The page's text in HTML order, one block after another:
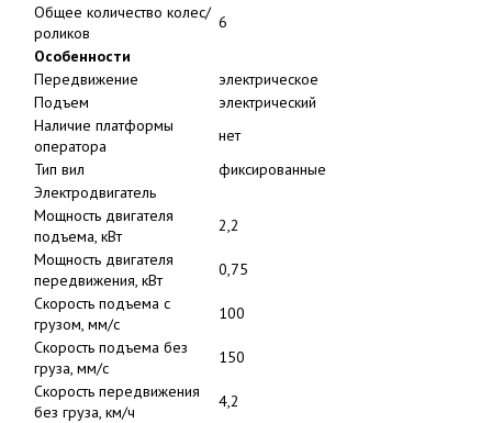
Общее количество колес/
роликов
6
Особенности
Передвижение
электрическое
Подъем
электрический
Наличие платформы
оператора
нет
Тип вил
фиксированные
Электродвигатель
Мощность двигателя
подъема, кВт
2,2
Мощность двигателя
передвижения, кВт
0,75
Скорость подъема с
грузом, мм/с
100
Скорость подъема без
груза, мм/с
150
Скорость передвижения
без груза, км/ч
4,2